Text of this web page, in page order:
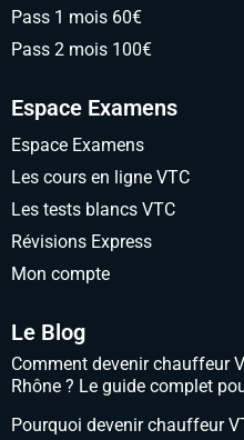
Pass 1 mois 60€
Pass 2 mois 100€
Espace Examens
Espace Examens
Les cours en ligne VTC
Les tests blancs VTC
Révisions Express
Mon compte
Le Blog
Comment devenir chauffeur
Rhône ? Le guide complet
Pourquoi devenir chauffeur